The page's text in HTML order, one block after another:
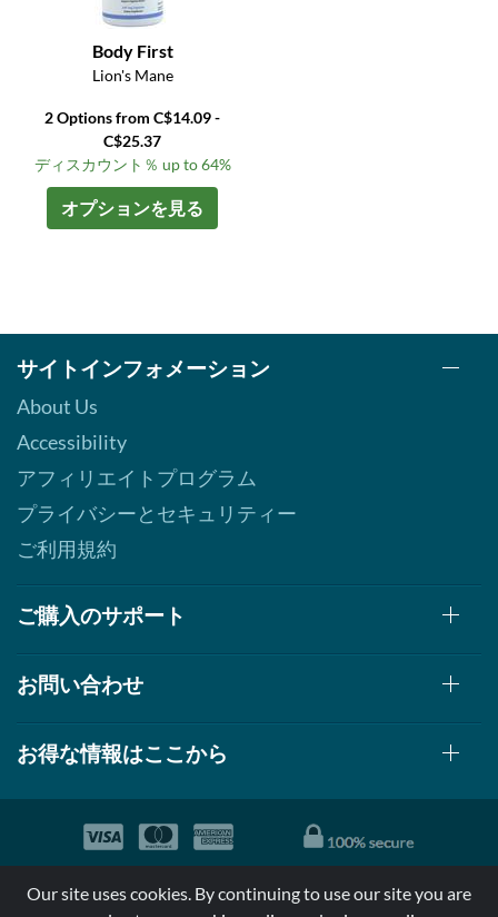
Body First
Lion's Mane
2 Options from C$14.09 -
C$25.37
ディスカウント％ up to 64%
オプションを見る
サイトインフォメーション
About Us
Accessibility
アフィリエイトプログラム
プライバシーとセキュリティー
ご利用規約
ご購入のサポート
お問い合わせ
お得な情報はここから
*特定商品についての効果効能は米国食品医療局により評価されて
Our site uses cookies. By continuing to use our site you are